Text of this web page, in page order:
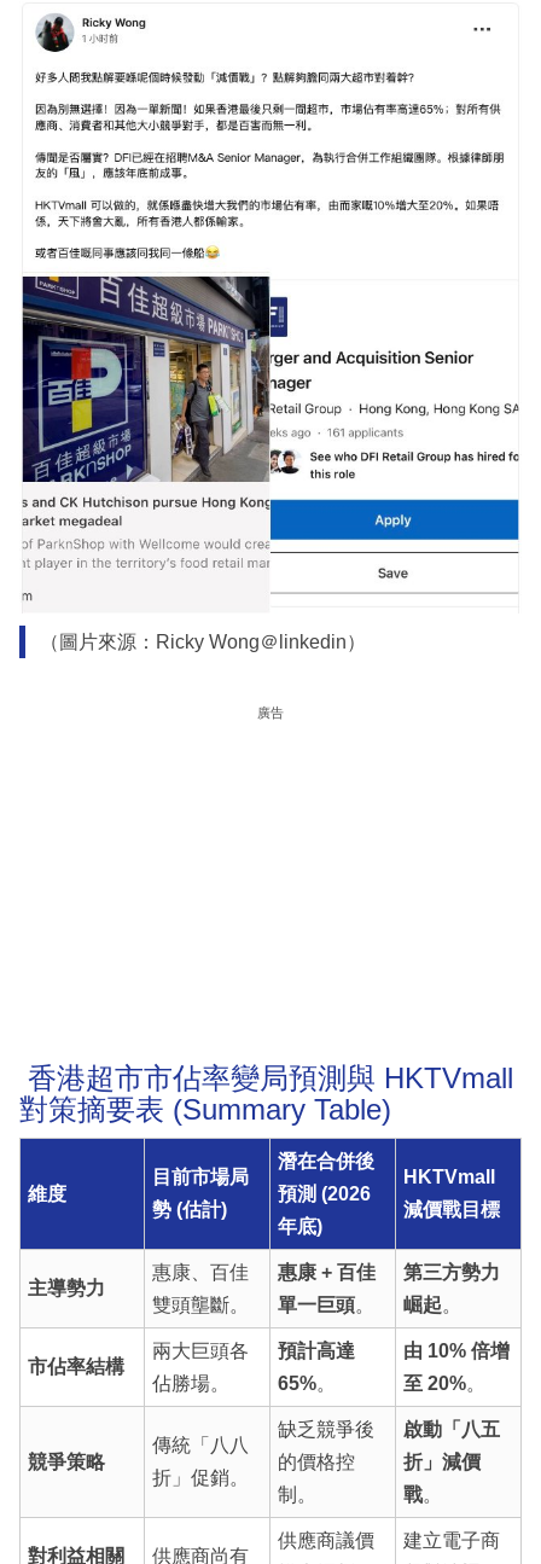
（圖片來源：Ricky Wong＠linkedin）
廣告
香港超市市佔率變局預測與 HKTVmall
對策摘要表 (Summary Table)
維度
目前市場局
勢 (估計)
潛在合併後
預測 (2026
年底)
HKTVmall
減價戰目標
主導勢力
惠康、百佳
雙頭壟斷。
惠康 + 百佳
單一巨頭。
第三方勢力
崛起。
市佔率結構
兩大巨頭各
佔勝場。
預計高達
65%。
由 10% 倍增
至 20%。
競爭策略
傳統「八八
折」促銷。
缺乏競爭後
的價格控
制。
啟動「八五
折」減價
戰。
對利益相關
供應商尚有
供應商議價
建立電子商